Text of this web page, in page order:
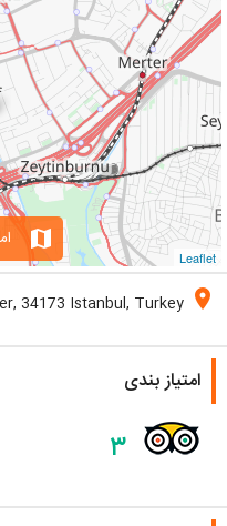
Leaflet
map
location_on
34173 Istanbul, Turkey
امتیاز بندی
۳